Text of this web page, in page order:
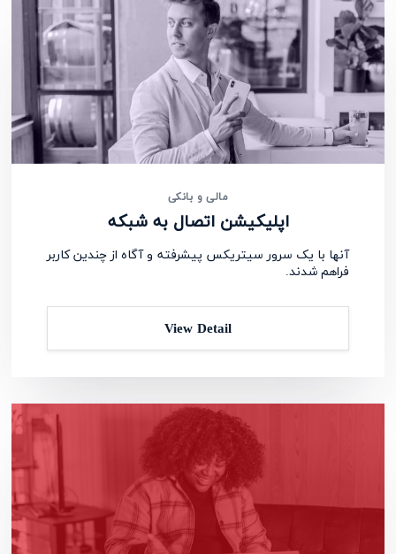
مالی و بانکی
اپلیکیشن اتصال به شبکه
آنها با یک سرور سیتریکس پیشرفته و آگاه از چندین کاربر
فراهم شدند.
View Detail